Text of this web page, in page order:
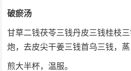
破瘀汤
甘草二钱茯苓三钱丹皮三钱桂枝三
炮，去皮尖干姜三钱首乌三钱，蒸
煎大半杯，温服。